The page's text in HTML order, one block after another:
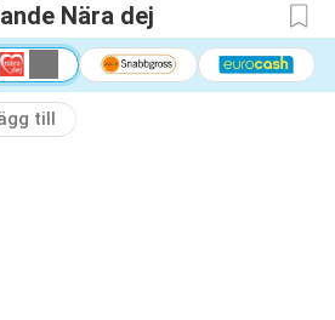
Nära dej
till